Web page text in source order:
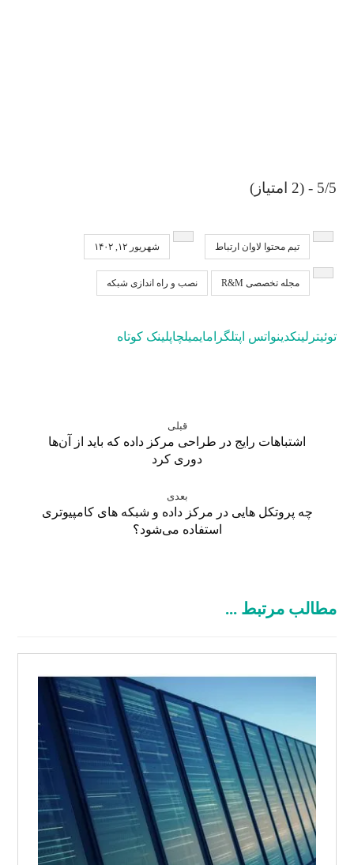
5/5 - (2 امتیاز)
تیم محتوا لاوان ارتباط شهریور ۱۲, ۱۴۰۲
مجله تخصصی R&M نصب و راه اندازی شبکه
توئیتر لینکدینواتس اپتلگرامایمیلچاپلینک کوتاه
قبلی
اشتباهات رایج در طراحی مرکز داده که باید از آن‌ها
دوری کرد
بعدی
چه پروتکل هایی در مرکز داده و شبکه های کامپیوتری
استفاده می‌شود؟
مطالب مرتبط ...